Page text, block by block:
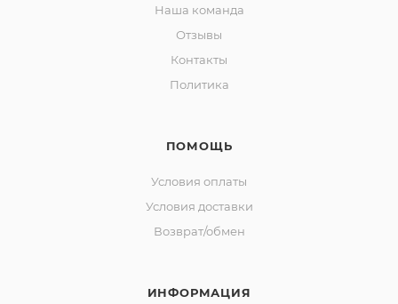
Наша команда
Отзывы
Контакты
Политика
ПОМОЩЬ
Условия оплаты
Условия доставки
Возврат/обмен
ИНФОРМАЦИЯ